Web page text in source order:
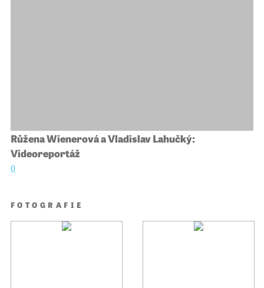
Růžena Wienerová a Vladislav Lahučký:
Videoreportáž
()
FOTOGRAFIE